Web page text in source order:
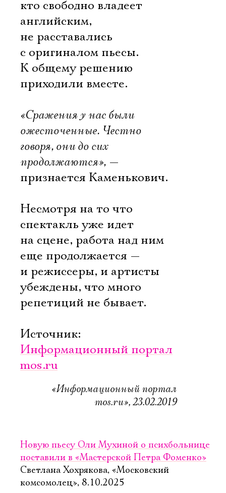
кто свободно владеет
английским,
не расставались
с оригиналом пьесы.
К общему решению
приходили вместе.
«Сражения у нас были
ожесточенные. Честно
говоря, они до сих
продолжаются», —
признается Каменькович.
Несмотря на то что
спектакль уже идет
на сцене, работа над ним
еще продолжается —
и режиссеры, и артисты
убеждены, что много
репетиций не бывает.
Источник:
Информационный портал
mos.ru
«Информационный портал
mos.ru», 23.02.2019
Новую пьесу Оли Мухиной о психбольнице
поставили в «Мастерской Петра Фоменко»
Светлана Хохрякова, «Московский
комсомолец», 8.10.2025